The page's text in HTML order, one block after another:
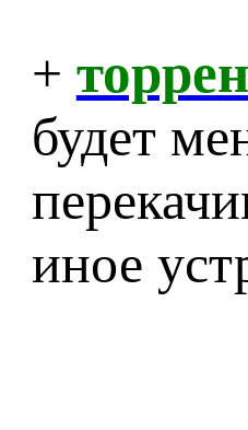
+
будет
иное